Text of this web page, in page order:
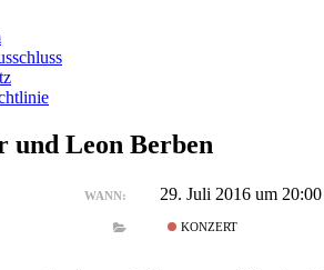
und Leon Berben
WANN: 29. Juli 2016 um 20:00
KONZERT